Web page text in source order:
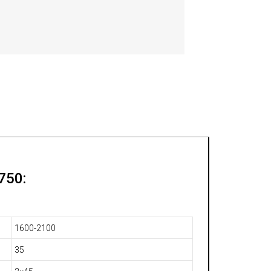
1600-2100
35